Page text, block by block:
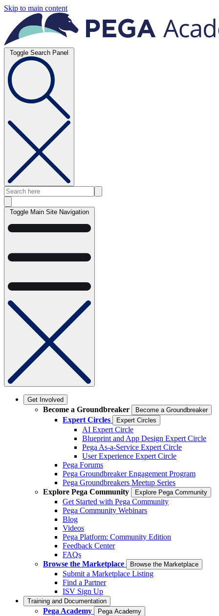
Skip to main content
Toggle Search Panel
Toggle Main Site Navigation
Get Involved
Become a Groundbreaker Become a Groundbreaker
Expert Circles Expert Circles
AI Expert Circle
Blueprint and App Design Expert Circle
Pega As-a-Service Expert Circle
User Experience Expert Circle
Pega Forums
Pega Groundbreaker Engagement Program
Pega Groundbreakers Meetup Series
Explore Pega Community
Explore Pega Community
Get Started with Pega Community
Pega Community Webinars
Blog
Videos
Pega Platform: Community Edition
Feedback Center
FAQs
Browse the Marketplace
Browse the Marketplace
Submit a Marketplace Listing
Find a Partner
ISV Sign Up
Training and Documentation
Pega Academy Pega Academy